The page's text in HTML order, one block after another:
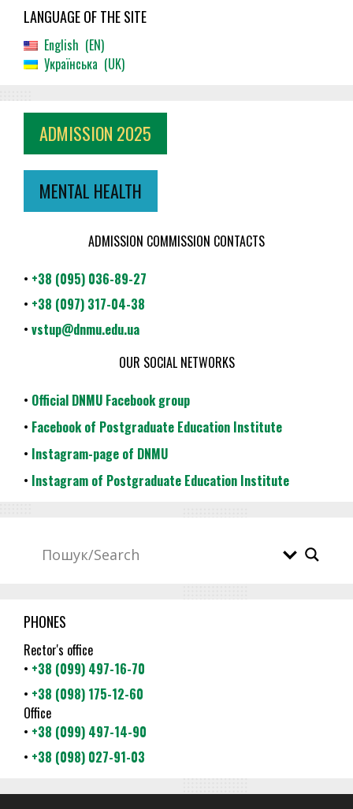
LANGUAGE OF THE SITE
English
EN
Українська
UK
ADMISSION 2025
MENTAL HEALTH
ADMISSION COMMISSION CONTACTS
• +38 (095) 036-89-27
• +38 (097) 317-04-38
• vstup@dnmu.edu.ua
OUR SOCIAL NETWORKS
• Official DNMU Facebook group
• Facebook of Postgraduate Education Institute
• Instagram-page of DNMU
• Instagram of Postgraduate Education Institute
PHONES
Rector's office
• +38 (099) 497-16-70
• +38 (098) 175-12-60
Office
• +38 (099) 497-14-90
• +38 (098) 027-91-03